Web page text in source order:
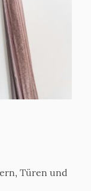
Türen und